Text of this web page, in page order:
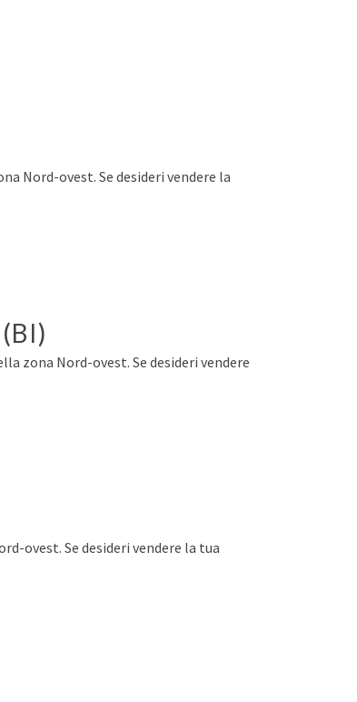
Nord-ovest. Se desideri vendere la
zona Nord-ovest. Se desideri vendere
ovest. Se desideri vendere la tua